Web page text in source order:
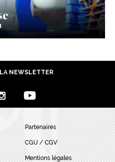
LA NEWSLETTER
Partenaires
CGU / CGV
Mentions légales